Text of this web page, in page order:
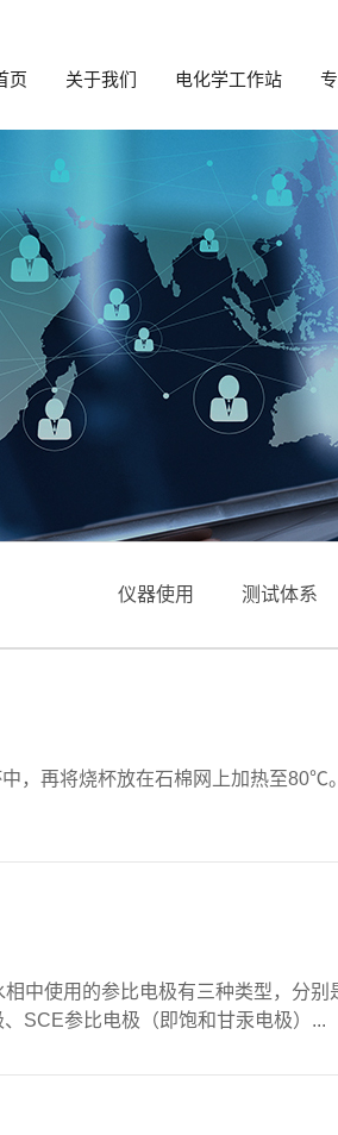
页 关于我们 电化学工作站
仪器使用 测试体系
，再将烧杯放在石棉网上加热至
中使用的参比电极有三种类型，分
SCE参比电极（即饱和甘汞电极）...